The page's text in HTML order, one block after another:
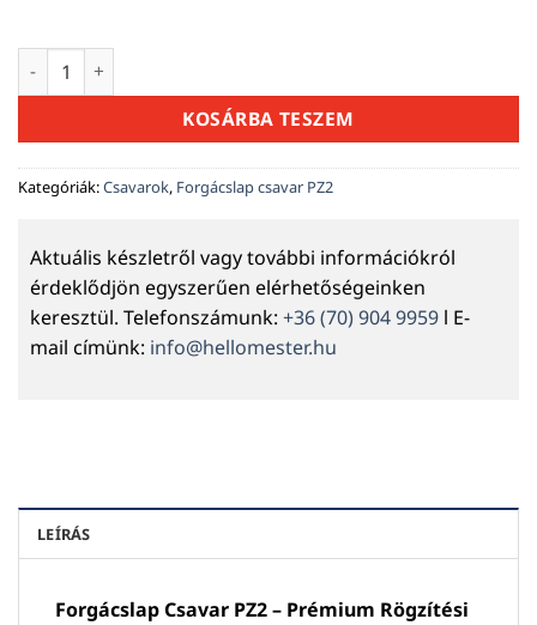
Forgácslap csavar PZ2 4,5x 25 mennyiség
KOSÁRBA TESZEM
Kategóriák:Csavarok, Forgácslap csavar PZ2
Aktuális készletről vagy további információkról
érdeklődjön egyszerűen elérhetőségeinken
keresztül. Telefonszámunk: +36 (70) 904 9959 l E-
mail címünk: info@hellomester.hu
LEÍRÁS
Forgácslap Csavar PZ2 – Prémium Rögzítési